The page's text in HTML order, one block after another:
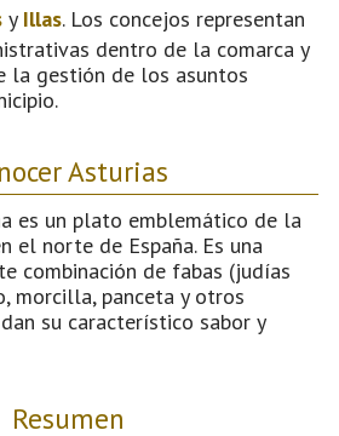
y Illas. Los concejos representan
dentro de la comarca y
la gestión de los asuntos
Asturias
es un plato emblemático de la
el norte de España. Es una
combinación de fabas (judías
morcilla, panceta y otros
su característico sabor y
Resumen